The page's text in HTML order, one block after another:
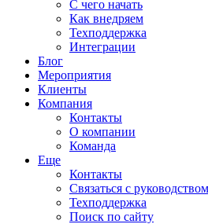
С чего начать
Как внедряем
Техподдержка
Интеграции
Блог
Мероприятия
Клиенты
Компания
Контакты
О компании
Команда
Еще
Контакты
Связаться с руководством
Техподдержка
Поиск по сайту